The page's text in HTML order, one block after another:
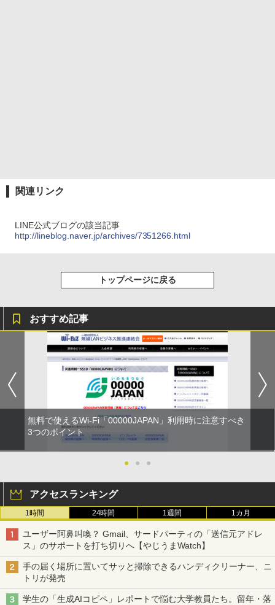
関連リンク
LINE公式ブログの該当記事
http://lineblog.naver.jp/archives/7351266.html
トップページに戻る
おすすめ記事
無料で使えるWi-Fi「00000JAPAN」利用時に注意すべき
3つのポイント
● ● ●
アクセスランキング
1時間 24時間 1週間 1カ月
ユーザー阿鼻叫喚？ Gmail、サードパーティの「送信元アドレ
ス」のサポートを打ち切りへ【やじうまWatch】
手の届く場所に置いてサッと掃除できるハンディクリーナー、ニ
トリが発売
学生の「生成AIコピペ」レポートで悩む大学教員たち。留年・落